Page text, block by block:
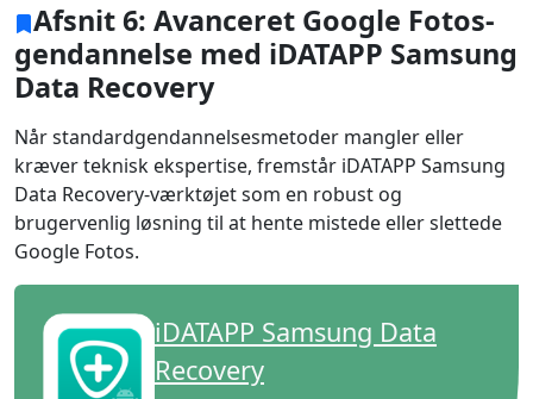
Afsnit 6: Avanceret Google Fotos-
gendannelse med iDATAPP Samsung
Data Recovery
Når standardgendannelsesmetoder mangler eller
kræver teknisk ekspertise, fremstår iDATAPP Samsung
Data Recovery-værktøjet som en robust og
brugervenlig løsning til at hente mistede eller slettede
Google Fotos.
iDATAPP Samsung Data
Recovery